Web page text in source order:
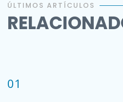
ÚLTIMOS ARTÍCULOS
01